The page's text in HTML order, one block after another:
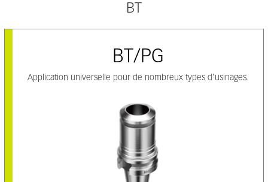
BT
BT/PG
Application universelle pour de nombreux types d’usinages.